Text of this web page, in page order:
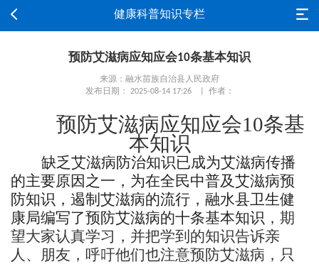
健康科普知识专栏
预防艾滋病应知应会10条基本知识
来源：融水苗族自治县人民政府
发布日期： 2025-08-14 17:26 | 作者：
预防艾滋病应知应会10条基
本知识
缺乏艾滋病防治知识已成为艾滋病传播
的主要原因之一，为在全民中普及艾滋病预
防知识，遏制艾滋病的流行，融水县卫生健
康局编写了预防艾滋病的十条基本知识 ，期
望大家认真学习，并把学到的知识告诉亲
人、朋友，呼吁他们也注意预防艾滋病，只